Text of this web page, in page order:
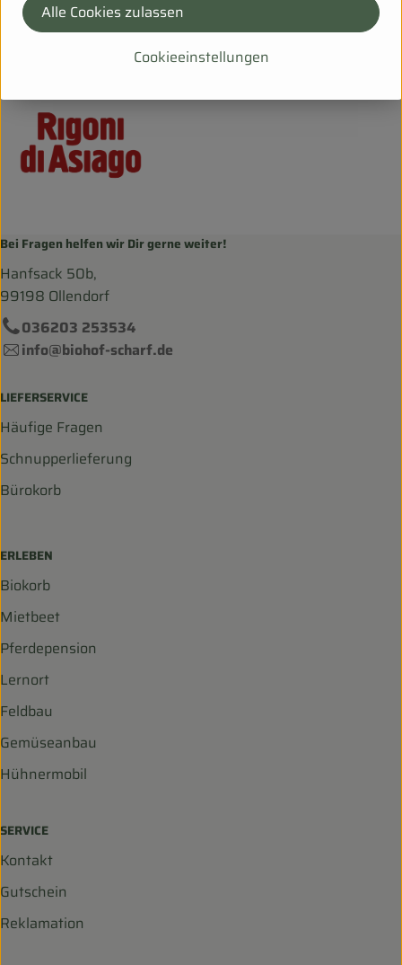
DV
Rigoni di Asiago S.R.L.
Bei Fragen helfen wir Dir gerne weiter!
Hanfsack 50b,
99198 Ollendorf
036203 253534
info@biohof-scharf.de
LIEFERSERVICE
Häufige Fragen
Schnupperlieferung
Bürokorb
ERLEBEN
Biokorb
Mietbeet
Pferdepension
Lernort
Feldbau
Gemüseanbau
Hühnermobil
SERVICE
Kontakt
Gutschein
Reklamation
Cookieeinstellungen
Alle Cookies zulassen